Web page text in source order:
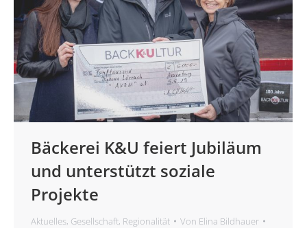
Bäckerei K&U feiert Jubiläum
und unterstützt soziale
Projekte
Aktuelles, Gesellschaft, Regionalität Von Elina Bildhauer